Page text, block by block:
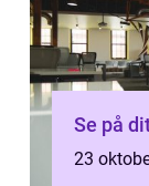
Se på
23